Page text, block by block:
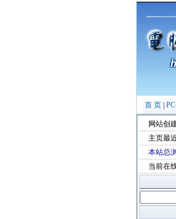
首 页
网站创
主页最
本站总
当前在